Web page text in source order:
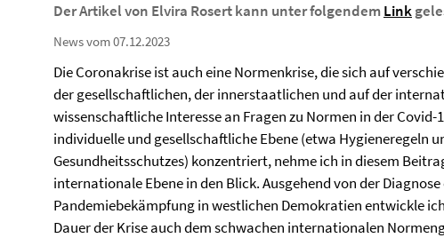
Der Artikel von Elvira Rosert kann unter folgendemLink
News vom 07.12.2023
Die Coronakrise ist auch eine Normenkrise, die sich auf
der gesellschaftlichen, der innerstaatlichen und auf der
wissenschaftliche Interesse an Fragen zu Normen in der
individuelle und gesellschaftliche Ebene (etwa Hygieneregeln
Gesundheitsschutzes) konzentriert, nehme ich in diesem
internationale Ebene in den Blick. Ausgehend von der
Pandemiebekämpfung in westlichen Demokratien entwickle
Dauer der Krise auch dem schwachen internationalen